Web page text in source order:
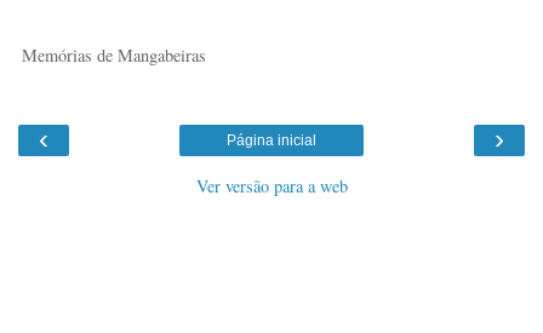
Memórias de Mangabeiras
‹ ›
Página inicial
Ver versão para a web